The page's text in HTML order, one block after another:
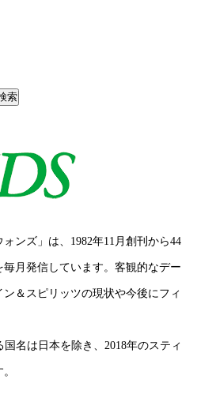
ンズ」は、1982年11月創刊から44
月発信しています。客観的なデー
＆スピリッツの現状や今後にフィ
名は日本を除き、2018年のスティ